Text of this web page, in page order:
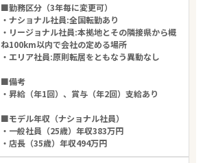
■勤務区分（3年毎に変更可）
・ナショナル社員:全国転勤あり
・リージョナル社員:本拠地とその隣接県から概
ね100km以内で会社の定める場所
・エリア社員:原則転居をともなう異動なし
■備考
・昇給（年1回）、賞与（年2回）支給あり
■モデル年収（ナショナル社員）
・一般社員（25歳）年収383万円
・店長（35歳）年収494万円